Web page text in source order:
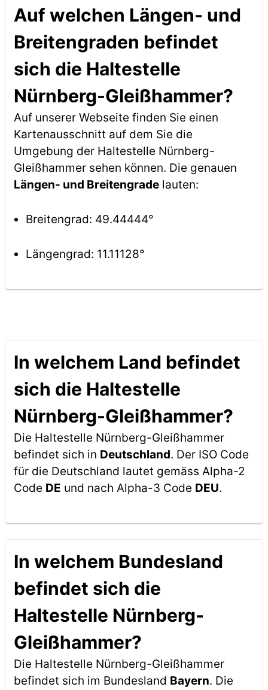
Auf welchen Längen- und
Breitengraden befindet
sich die Haltestelle
Nürnberg-Gleißhammer?
Auf unserer Webseite finden Sie einen
Kartenausschnitt auf dem Sie die
Umgebung der Haltestelle Nürnberg-
Gleißhammer sehen können. Die genauen
Längen- und Breitengradelauten:
Breitengrad: 49.44444°
Längengrad: 11.11128°
In welchem Land befindet
sich die Haltestelle
Nürnberg-Gleißhammer?
Die Haltestelle Nürnberg-Gleißhammer
befindet sich in Deutschland. Der ISO Code
für die Deutschland lautet gemäss Alpha-2
Code DE und nach Alpha-3 Code DEU.
In welchem Bundesland
befindet sich die
Haltestelle Nürnberg-
Gleißhammer?
Die Haltestelle Nürnberg-Gleißhammer
befindet sich im Bundesland Bayern. Die